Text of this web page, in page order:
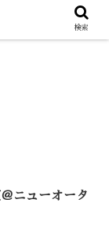
ニューオータ
検索